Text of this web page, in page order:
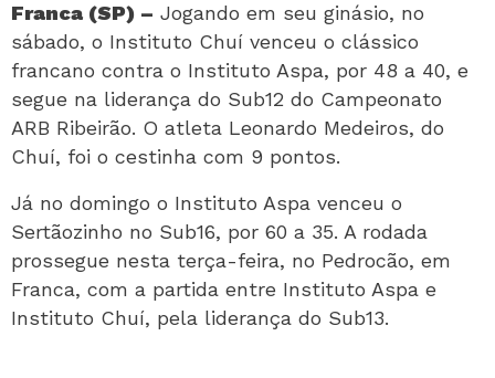
Franca (SP) – Jogando em seu ginásio, no
sábado, o Instituto Chuí venceu o clássico
francano contra o Instituto Aspa, por 48 a 40, e
segue na liderança do Sub12 do Campeonato
ARB Ribeirão. O atleta Leonardo Medeiros, do
Chuí, foi o cestinha com 9 pontos.
Já no domingo o Instituto Aspa venceu o
Sertãozinho no Sub16, por 60 a 35. A rodada
prossegue nesta terça-feira, no Pedrocão, em
Franca, com a partida entre Instituto Aspa e
Instituto Chuí, pela liderança do Sub13.